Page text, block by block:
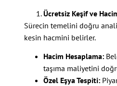
Ücretsiz Keşif ve
Sürecin temelini doğru
kesin hacmini belirler.
Hacim Hesaplama:
taşıma maliyetini
Özel Eşya Tespiti: